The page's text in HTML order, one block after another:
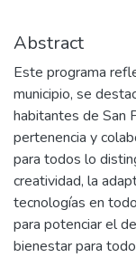
Abstract
Este programa
municipio, se
habitantes de San
pertenencia y
para todos lo
creatividad, la
tecnologías en
para potenciar el
bienestar para